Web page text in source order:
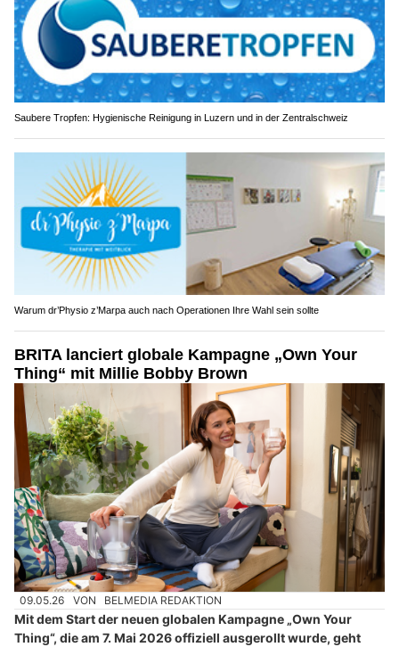
Saubere Tropfen: Hygienische Reinigung in Luzern und in der Zentralschweiz
Warum dr’Physio z’Marpa auch nach Operationen Ihre Wahl sein sollte
BRITA lanciert globale Kampagne „Own Your
Thing“ mit Millie Bobby Brown
09.05.26 VON BELMEDIA REDAKTION
Mit dem Start der neuen globalen Kampagne „Own Your
Thing“, die am 7. Mai 2026 offiziell ausgerollt wurde, geht